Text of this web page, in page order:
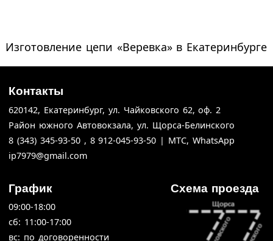
Изготовление цепи «Веревка» в Екатеринбурге
Контакты
620142, Екатеринбург,ул. Чайковского 62,оф. 2
Район южного Автовокзала, ул. Щорса-Белинского
8 (343) 345-93-50 , 8 912-045-93-50 | МТС, WhatsApp
ip7979@gmail.com
График
09:00-18:00
cб: 11:00-17:00
вс: по договоренности
Схема проезда